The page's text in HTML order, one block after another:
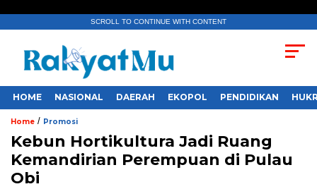
SCROLL TO CONTINUE WITH CONTENT
HOME NASIONAL DAERAH EKOPOL PENDIDIKAN
Home / Promosi
Kebun Hortikultura Jadi Ruang
Kemandirian Perempuan di Pulau
Obi